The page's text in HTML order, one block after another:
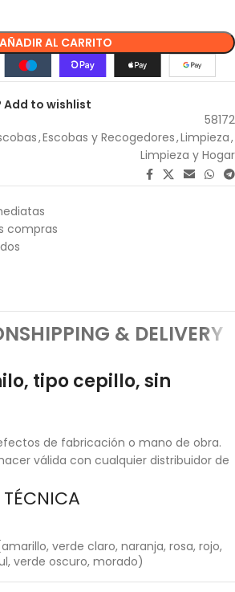
AÑADIR AL CARRITO
Add to wishlist
58172
,Escobas y Recogedores,Limpieza,
Limpieza y Hogar
compras
SHIPPING & DELIVERY
tipo cepillo, sin
de fabricación o mano de obra.
válida con cualquier distribuidor de
verde claro, naranja, rosa, rojo,
verde oscuro, morado)